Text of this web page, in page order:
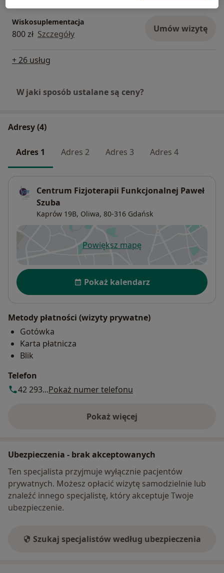
Wiskosuplementacja
800 zł Szczegóły Umów wizytę
+ 26 usług
W jaki sposób ustalane są ceny?
Adresy (4)
Adres 1 Adres 2 Adres 3 Adres 4
Centrum Fizjoterapii Funkcjonalnej Paweł
Szuba
Kaprów 19B, Oliwa, 80-316 Gdańsk
Powiększ mapęotwiera się w nowej karcie
Dostępność
Pokaż kalendarz
Metody płatności (wizyty prywatne)
Gotówka
Karta płatnicza
Blik
Telefon
42 293...Pokaż numer telefonu
Pokaż więcej
o adresie
Ubezpieczenia - brak akceptowanych
Ten specjalista przyjmuje wyłącznie pacjentów
prywatnych. Możesz opłacić wizytę samodzielnie lub
znaleźć innego specjalistę, który akceptuje Twoje
ubezpieczenie.
Szukaj specjalistów według ubezpieczenia